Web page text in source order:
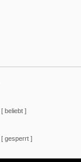
beliebt ]
[ gesperrt ]